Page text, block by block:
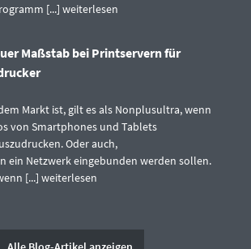
[...]weiterlesen
Maßstab bei Printservern für
Markt ist, gilt es als Nonplusultra, wenn
von Smartphones und Tablets
Oder auch,
ein Netzwerk eingebunden werden sollen.
[...]weiterlesen